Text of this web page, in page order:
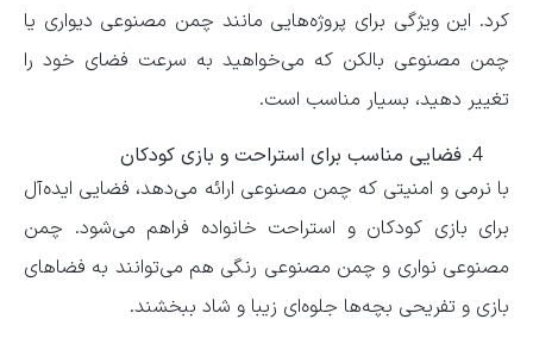
کرد. این ویژگی برای پروژه‌هایی مانند چمن مصنوعی دیواری یا
چمن مصنوعی بالکن که می‌خواهید به سرعت فضای خود را
تغییر دهید، بسیار مناسب است.
فضایی مناسب برای استراحت و بازی کودکان
با نرمی و امنیتی که چمن مصنوعی ارائه می‌دهد، فضایی ایده‌آل
برای بازی کودکان و استراحت خانواده فراهم می‌شود. چمن
مصنوعی نواری و چمن مصنوعی رنگی هم می‌توانند به فضاهای
بازی و تفریحی بچه‌ها جلوه‌ای زیبا و شاد ببخشند.